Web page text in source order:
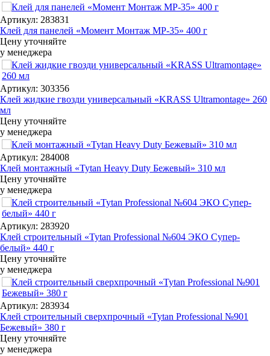
Артикул: 283831
Клей для панелей «Момент Монтаж МР-35» 400 г
Цену уточняйте
у менеджера
Артикул: 303356
Клей жидкие гвозди универсальный «KRASS Ultramontage» 260
мл
Цену уточняйте
у менеджера
Артикул: 284008
Клей монтажный «Tytan Heavy Duty Бежевый» 310 мл
Цену уточняйте
у менеджера
Артикул: 283920
Клей строительный «Tytan Professional №604 ЭКО Супер-
белый» 440 г
Цену уточняйте
у менеджера
Артикул: 283934
Клей строительный сверхпрочный «Tytan Professional №901
Бежевый» 380 г
Цену уточняйте
у менеджера